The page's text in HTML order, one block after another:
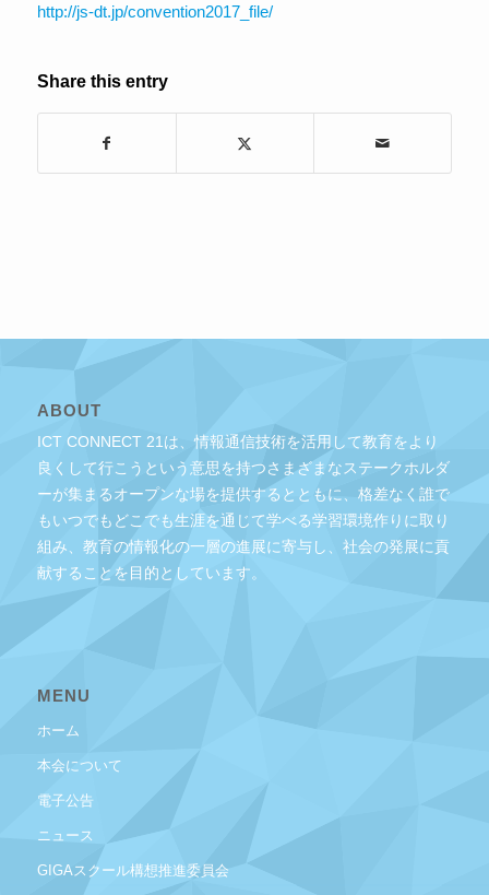
http://js-dt.jp/convention2017_file/
Share this entry
ABOUT
ICT CONNECT 21は、情報通信技術を活用して教育をより
良くして行こうという意思を持つさまざまなステークホルダ
ーが集まるオープンな場を提供するとともに、格差なく誰で
もいつでもどこでも生涯を通じて学べる学習環境作りに取り
組み、教育の情報化の一層の進展に寄与し、社会の発展に貢
献することを目的としています。
MENU
ホーム
本会について
電子公告
ニュース
GIGAスクール構想推進委員会